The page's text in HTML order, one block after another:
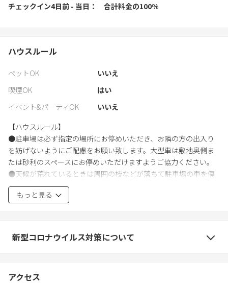
チェックイン4日前 - 当日
合計料金の100%
ハウスルール
ペットOK
いいえ
喫煙OK
はい
イベント&パーティOK
いいえ
【ハウスルール】
●駐車場は必ず指定の場所にお停めいただき、お隣の方の出入り
を妨げないようにご配慮をお願い致します。大型車は敷地奥側ま
たは砂利のスペースにお停めいただけますようご協力ください。
●天候が荒れているときは周囲の枝などが落ちて駐車場の車を傷
つけてしまう場合がありますが、ホスト側では一切責任は負いか
ねますので、予めご了承ください。
喫煙、シーシャの形跡を発見した場合には、クリーニング料金
(￥20,000～）を請求します。タイルやコンクリートの焼け跡が落
●テラスに出るときは外履き用の靴に履き替えてください。
もっと見る
新型コロナウイルス対策について
アクセス